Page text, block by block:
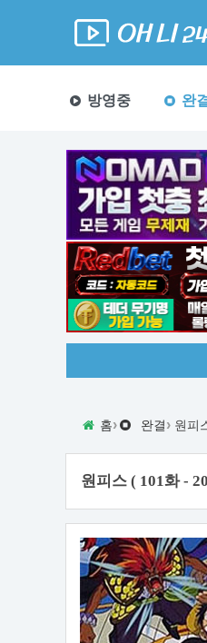
방영중 완결
홈› 완결› 원피
원피스 ( 101화 -